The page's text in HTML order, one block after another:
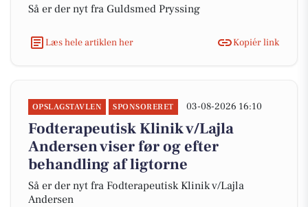
Så er der nyt fra Guldsmed Pryssing
Læs hele artiklen her Kopiér link
OPSLAGSTAVLEN SPONSORERET 03-08-2026 16:10
Fodterapeutisk Klinik v/Lajla
Andersen viser før og efter
behandling af ligtorne
Så er der nyt fra Fodterapeutisk Klinik v/Lajla
Andersen